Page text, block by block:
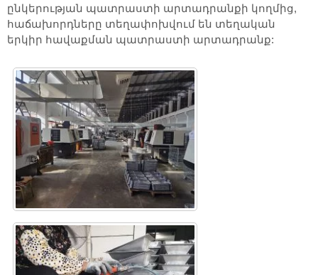
ընկերության պատրաստի արտադրանքի կողմից,
հաճախորդները տեղափոխվում են տեղական
երկիր հավաքման պատրաստի արտադրանք: